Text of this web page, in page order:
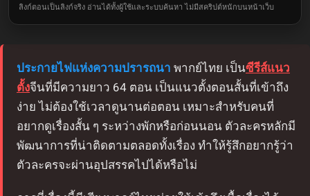
ลิงก์ตอนเป็นลิงก์จริง อ่านได้ทั้งผู้ใช้และระบบค้นหา ไม่มีสคริปต์หนักบนหน้าเว็บ
ประกายไฟแห่งความปรารถนา พากย์ไทย เป็นซีรีส์แนว
ตั้งจีนที่มีความยาว 64 ตอน เป็นแนวตั้งตอนสั้นที่เข้าถึง
ง่าย ไม่ต้องใช้เวลาดูนานต่อตอน เหมาะสำหรับคนที่
อยากดูเรื่องสั้น ๆ ระหว่างพักหรือก่อนนอน ตัวละครหลักมี
พัฒนาการที่น่าติดตามตลอดทั้งเรื่อง ทำให้รู้สึกอยากรู้ว่า
ตัวละครจะผ่านอุปสรรคไปได้หรือไม่